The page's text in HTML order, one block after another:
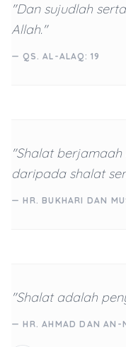
"Dan sujudlah
Allah."
— QS. AL-ALAQ: 19
"Shalat
daripada shalat
— HR. BUKHARI DAN
"Shalat adalah
— HR. AHMAD DAN AN-